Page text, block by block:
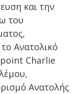
και την
του
Ανατολικό
Charlie
Ανατολής